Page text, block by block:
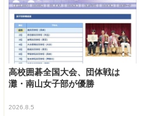
高校囲碁全国大会、団体戦は
灘・南山女子部が優勝
2026.8.5